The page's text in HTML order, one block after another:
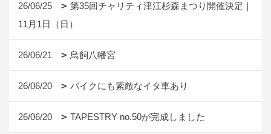
26/06/25
第35回チャリティ津江杉森まつり開催決定｜
11月1日（日）
26/06/21 鳥飼八幡宮
26/06/20 バイクにも素敵なイタ車あり
26/06/20 TAPESTRY no.50が完成しました